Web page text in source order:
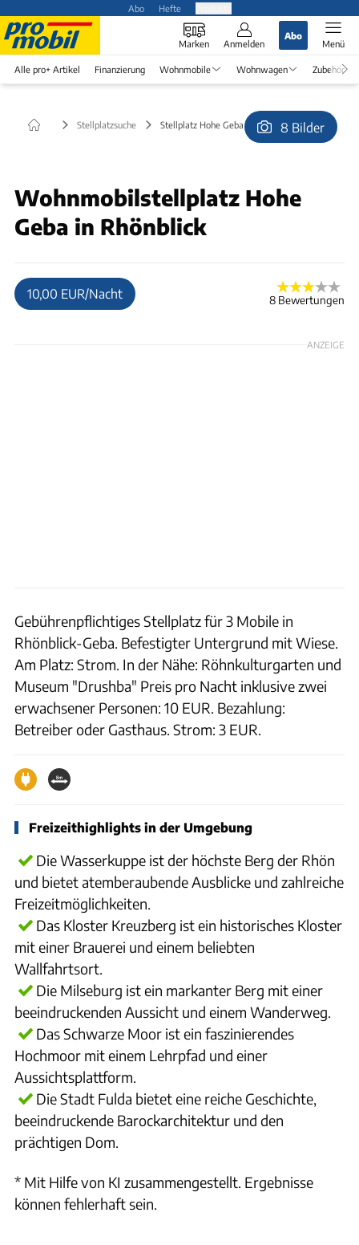
Abo Hefte
Marken Anmelden
Abo
Menü
Alle pro+ Artikel Finanzierung Wohnmobile Wohnwagen Zubehör
Stellplatzsuche Stellplatz Hohe Geba in Rhönblick8 Bilder
Wohnmobilstellplatz Hohe
Geba in Rhönblick
10,00 EUR/Nacht 8 Bewertungen
ANZEIGE
Gebührenpflichtiges Stellplatz für 3 Mobile in
Rhönblick-Geba. Befestigter Untergrund mit Wiese.
Am Platz: Strom. In der Nähe: Röhnkulturgarten und
Museum "Drushba" Preis pro Nacht inklusive zwei
erwachsener Personen: 10 EUR. Bezahlung:
Betreiber oder Gasthaus. Strom: 3 EUR.
Freizeithighlights in der Umgebung
Die Wasserkuppe ist der höchste Berg der Rhön
und bietet atemberaubende Ausblicke und zahlreiche
Freizeitmöglichkeiten.
Das Kloster Kreuzberg ist ein historisches Kloster
mit einer Brauerei und einem beliebten
Wallfahrtsort.
Die Milseburg ist ein markanter Berg mit einer
beeindruckenden Aussicht und einem Wanderweg.
Das Schwarze Moor ist ein faszinierendes
Hochmoor mit einem Lehrpfad und einer
Aussichtsplattform.
Die Stadt Fulda bietet eine reiche Geschichte,
beeindruckende Barockarchitektur und den
prächtigen Dom.
* Mit Hilfe von KI zusammengestellt. Ergebnisse
können fehlerhaft sein.